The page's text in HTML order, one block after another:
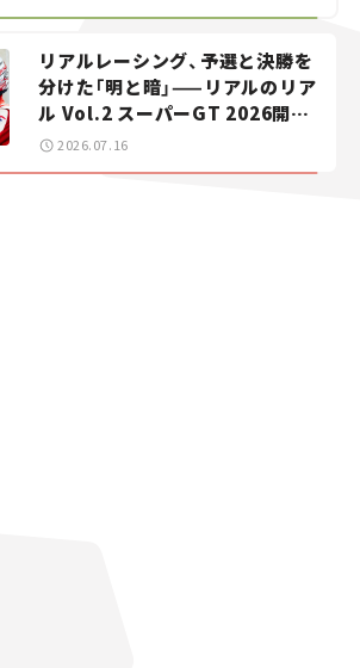
リアルレーシング、予選と決勝を
分けた「明と暗」——リアルのリア
ル Vol.2 スーパーGT 2026開幕
戦 岡山国際サーキット
2026.07.16